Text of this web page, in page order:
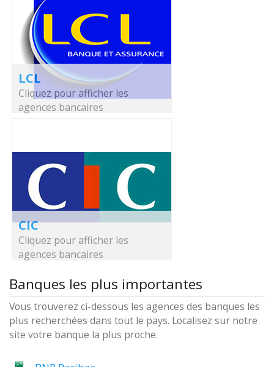
LCL
Cliquez pour afficher les
agences bancaires
CIC
Cliquez pour afficher les
agences bancaires
Banques les plus importantes
Vous trouverez ci-dessous les agences des banques les
plus recherchées dans tout le pays. Localisez sur notre
site votre banque la plus proche.